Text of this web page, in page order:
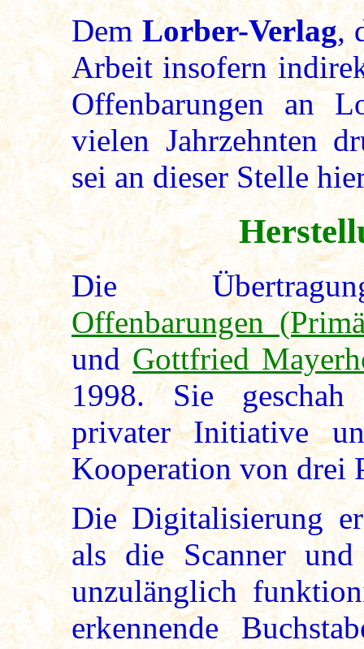
Dem Lorber-Verlag,
Arbeit insofern
Offenbarungen an
vielen Jahrzehnten
sei an dieser Stelle
Die
Offenbarungen
undGottfried
1998. Sie geschah
privater Initiative
Kooperation von drei
Die Digitalisierung
als die Scanner
unzulänglich
erkennende